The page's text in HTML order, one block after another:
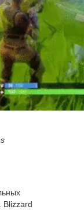
Blizzard